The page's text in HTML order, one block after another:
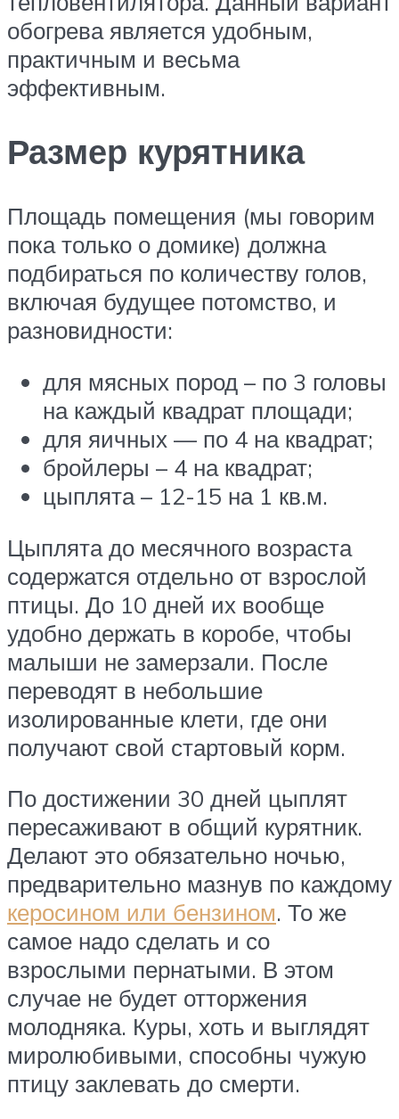
обогрева является удобным,
практичным и весьма
эффективным.
Размер курятника
Площадь помещения (мы говорим
пока только о домике) должна
подбираться по количеству голов,
включая будущее потомство, и
разновидности:
для мясных пород – по 3 головы
на каждый квадрат площади;
для яичных — по 4 на квадрат;
бройлеры – 4 на квадрат;
цыплята – 12-15 на 1 кв.м.
Цыплята до месячного возраста
содержатся отдельно от взрослой
птицы. До 10 дней их вообще
удобно держать в коробе, чтобы
малыши не замерзали. После
переводят в небольшие
изолированные клети, где они
получают свой стартовый корм.
По достижении 30 дней цыплят
пересаживают в общий курятник.
Делают это обязательно ночью,
предварительно мазнув по каждому
керосином или бензином. То же
самое надо сделать и со
взрослыми пернатыми. В этом
случае не будет отторжения
молодняка. Куры, хоть и выглядят
миролюбивыми, способны чужую
птицу заклевать до смерти.